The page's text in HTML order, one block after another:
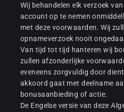
Wij behandelen elk verzoek
account op te nemen
met deze voorwaarden. Wij
opnameverzoek nooit
Van tijd tot tijd hanteren wij
zullen afzonderlijke
eveneens zorgvuldig door
akkoord gaat met deelname
bonusaanbieding of actie.
De Engelse versie van deze